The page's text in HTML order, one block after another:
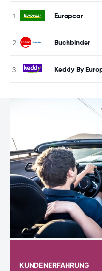
Europcar
Buchbinder
Keddy By
KUNDENERFAHRUNG